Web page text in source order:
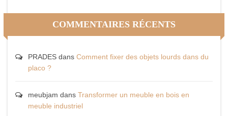
COMMENTAIRES RÉCENTS
PRADES dans Comment fixer des objets lourds dans du
placo ?
meubjam dans Transformer un meuble en bois en
meuble industriel